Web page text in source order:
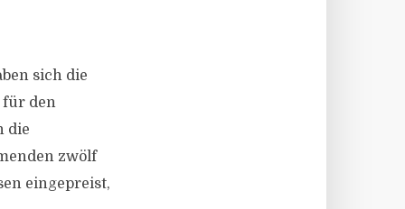
sich die
für den
die
zwölf
eingepreist,